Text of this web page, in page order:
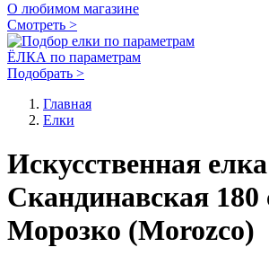
О любимом магазине
Смотреть >
ЁЛКА по параметрам
Подобрать >
Главная
Елки
Искусственная елка
Скандинавская
Морозко (Morozco)